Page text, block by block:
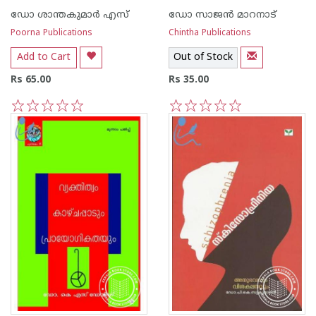
ഡോ ശാന്തകുമാര്‍ എസ്
Poorna Publications
Add to Cart
Rs 65.00
5
4
3
2
ഡോ സാജന്‍ മാറനാട്
Chintha Publications
Out of Stock
Rs 35.00
5
4
3
2
1